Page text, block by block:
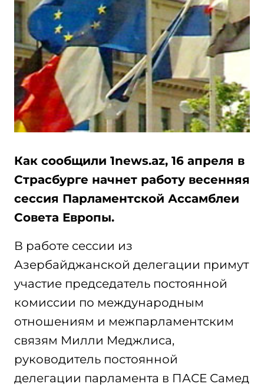
Как сообщили 1news.az, 16 апреля в
Страсбурге начнет работу весенняя
сессия Парламентской Ассамблеи
Совета Европы.
В работе сессии из
Азербайджанской делегации примут
участие председатель постоянной
комиссии по международным
отношениям и межпарламентским
связям Милли Меджлиса,
руководитель постоянной
делегации парламента в ПАСЕ Самед